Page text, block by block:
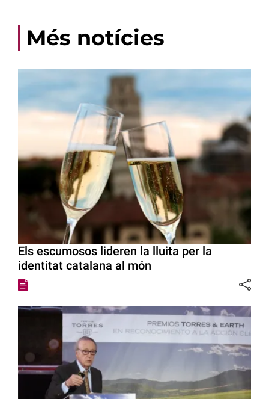
Més notícies
Els escumosos lideren la lluita per la
identitat catalana al món